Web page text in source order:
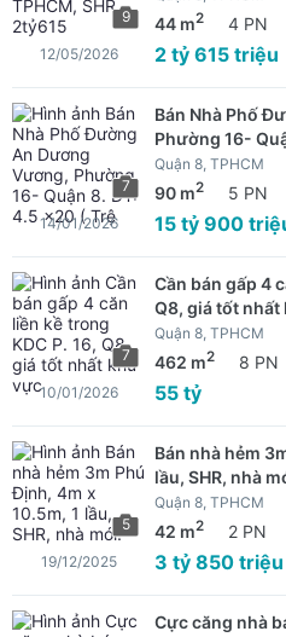
9 44 m2 4 PN
2 tỷ 615 triệu
12/05/2026
7
Bán Nhà Phố
Phường 16-
Quận 8, TPHCM
90 m2 5 PN
15 tỷ 900
14/01/2026
7
Cần bán gấp 4
Q8, giá tốt nhất
Quận 8, TPHCM
462 m2 8 PN
55 tỷ
10/01/2026
5
Bán nhà hẻm
lầu, SHR, nhà
Quận 8, TPHCM
42 m2 2 PN
3 tỷ 850 triệu
19/12/2025
Cực căng nhà